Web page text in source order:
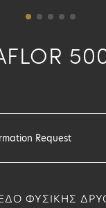
Request
ΦΥΣΙΚΗΣ